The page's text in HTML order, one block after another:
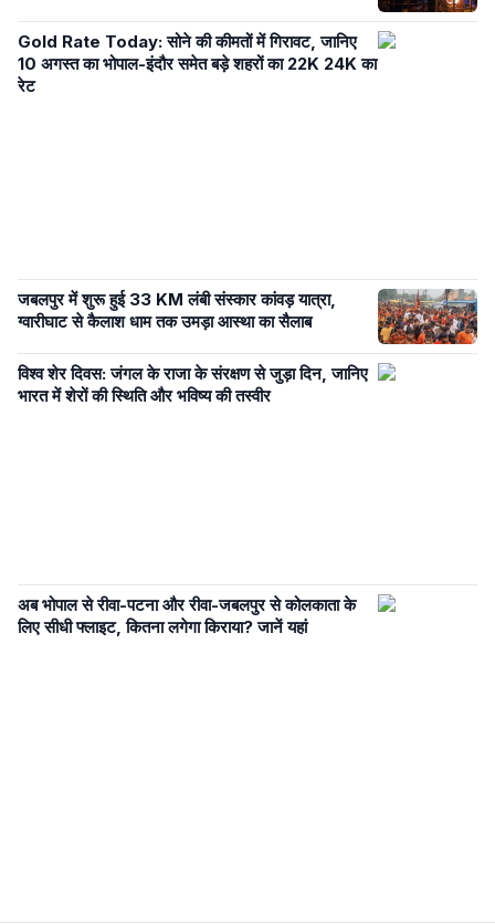
Gold Rate Today: सोने की कीमतों में गिरावट, जानिए
10 अगस्त का भोपाल-इंदौर समेत बड़े शहरों का 22K 24K का
रेट
जबलपुर में शुरू हुई 33 KM लंबी संस्कार कांवड़ यात्रा,
ग्वारीघाट से कैलाश धाम तक उमड़ा आस्था का सैलाब
विश्व शेर दिवस: जंगल के राजा के संरक्षण से जुड़ा दिन, जानिए
भारत में शेरों की स्थिति और भविष्य की तस्वीर
अब भोपाल से रीवा-पटना और रीवा-जबलपुर से कोलकाता के
लिए सीधी फ्लाइट, कितना लगेगा किराया? जानें यहां